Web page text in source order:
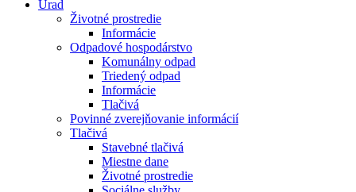
Úrad
Životné prostredie
Informácie
Odpadové hospodárstvo
Komunálny odpad
Triedený odpad
Informácie
Tlačivá
Povinné zverejňovanie informácií
Tlačivá
Stavebné tlačivá
Miestne dane
Životné prostredie